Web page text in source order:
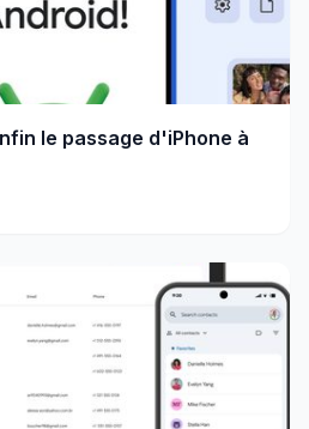
le passage d'iPhone à